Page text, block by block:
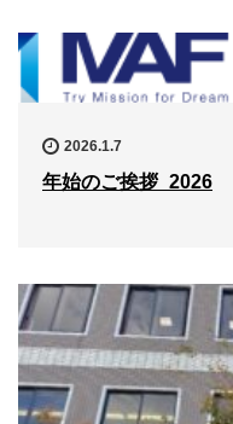
2026.1.7
年始のご挨拶_2026